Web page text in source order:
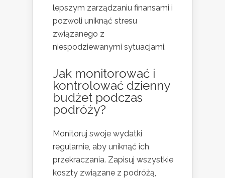
lepszym zarządzaniu finansami i
pozwoli uniknąć stresu
związanego z
niespodziewanymi sytuacjami.
Jak monitorować i
kontrolować dzienny
budżet podczas
podróży?
Monitoruj swoje wydatki
regularnie, aby uniknąć ich
przekraczania. Zapisuj wszystkie
koszty związane z podróżą,